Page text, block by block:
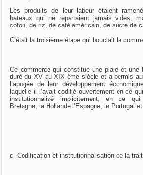
Les produits de leur labeur étaient
bateaux qui ne repartaient jamais vides,
coton, de riz, de café américain, de sucre de
C’était la troisième étape qui bouclait le
Ce commerce qui constitue une plaie et une
duré du XV au XIX ème siècle et a permis
l’apogée de leur développement
laquelle il l’avait codifié ouvertement en ce
institutionnalisé implicitement, en ce
Bretagne, la Hollande l’Espagne, le Portugal et
c- Codification et institutionnalisation de la